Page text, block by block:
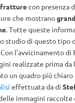
fratturecon presenza
che mostrano
. Tutte queste
studio di questo tipo
l’avvicinamento di
realizzate prima da
un quadro più
effettuata da di
immagini raccolte